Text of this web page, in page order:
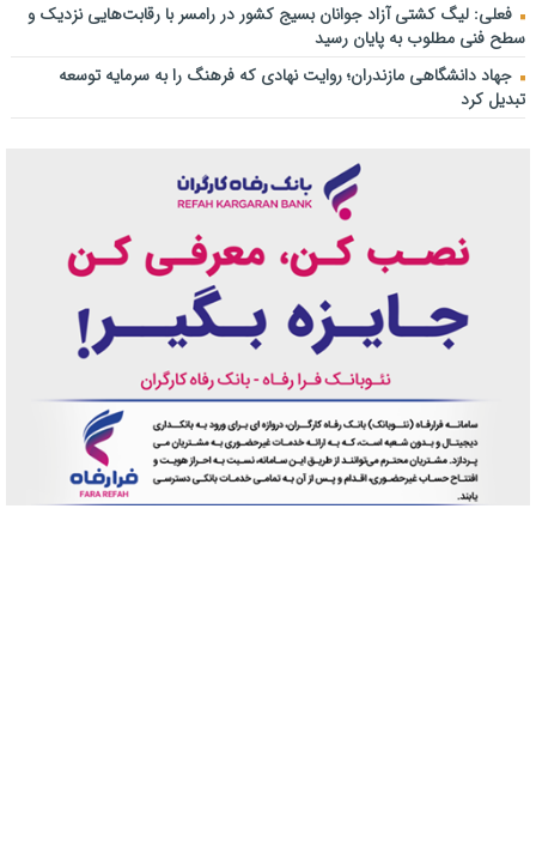
فعلی: لیگ کشتی آزاد جوانان بسیج کشور در رامسر با رقابت‌هایی نزدیک و
سطح فنی مطلوب به پایان رسید
جهاد دانشگاهی مازندران؛ روایت نهادی که فرهنگ را به سرمایه توسعه
تبدیل کرد